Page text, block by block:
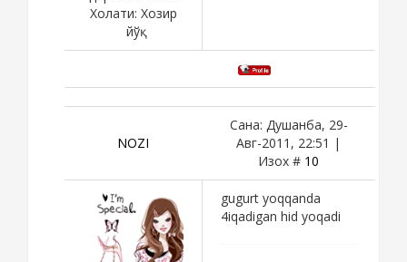
Холати: Хозир
йўқ
NOZI
Сана: Душанба, 29-
Авг-2011, 22:51 |
Изох # 10
gugurt yoqqanda
4iqadigan hid yoqadi